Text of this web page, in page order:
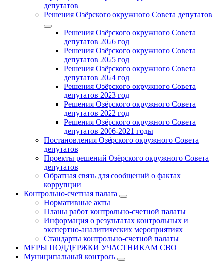
депутатов
Решения Озёрского окружного Совета депутатов
Решения Озёрского окружного Совета
депутатов 2026 год
Решения Озёрского окружного Совета
депутатов 2025 год
Решения Озёрского окружного Совета
депутатов 2024 год
Решения Озёрского окружного Совета
депутатов 2023 год
Решения Озёрского окружного Совета
депутатов 2022 год
Решения Озёрского окружного Совета
депутатов 2006-2021 годы
Постановления Озёрского окружного Совета
депутатов
Проекты решений Озёрского окружного Совета
депутатов
Обратная связь для сообщений о фактах
коррупции
Контрольно-счетная палата
Нормативные акты
Планы работ контрольно-счетной палаты
Информация о результатах контрольных и
экспертно-аналитических мероприятиях
Стандарты контрольно-счетной палаты
МЕРЫ ПОДДЕРЖКИ УЧАСТНИКАМ СВО
Муниципальный контроль